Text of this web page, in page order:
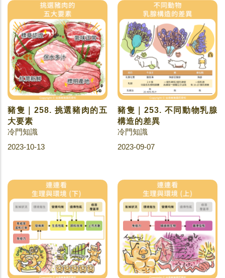
豬隻｜258. 挑選豬肉的五
大要素
冷門知識
2023-10-13
豬隻｜253. 不同動物乳腺
構造的差異
冷門知識
2023-09-07